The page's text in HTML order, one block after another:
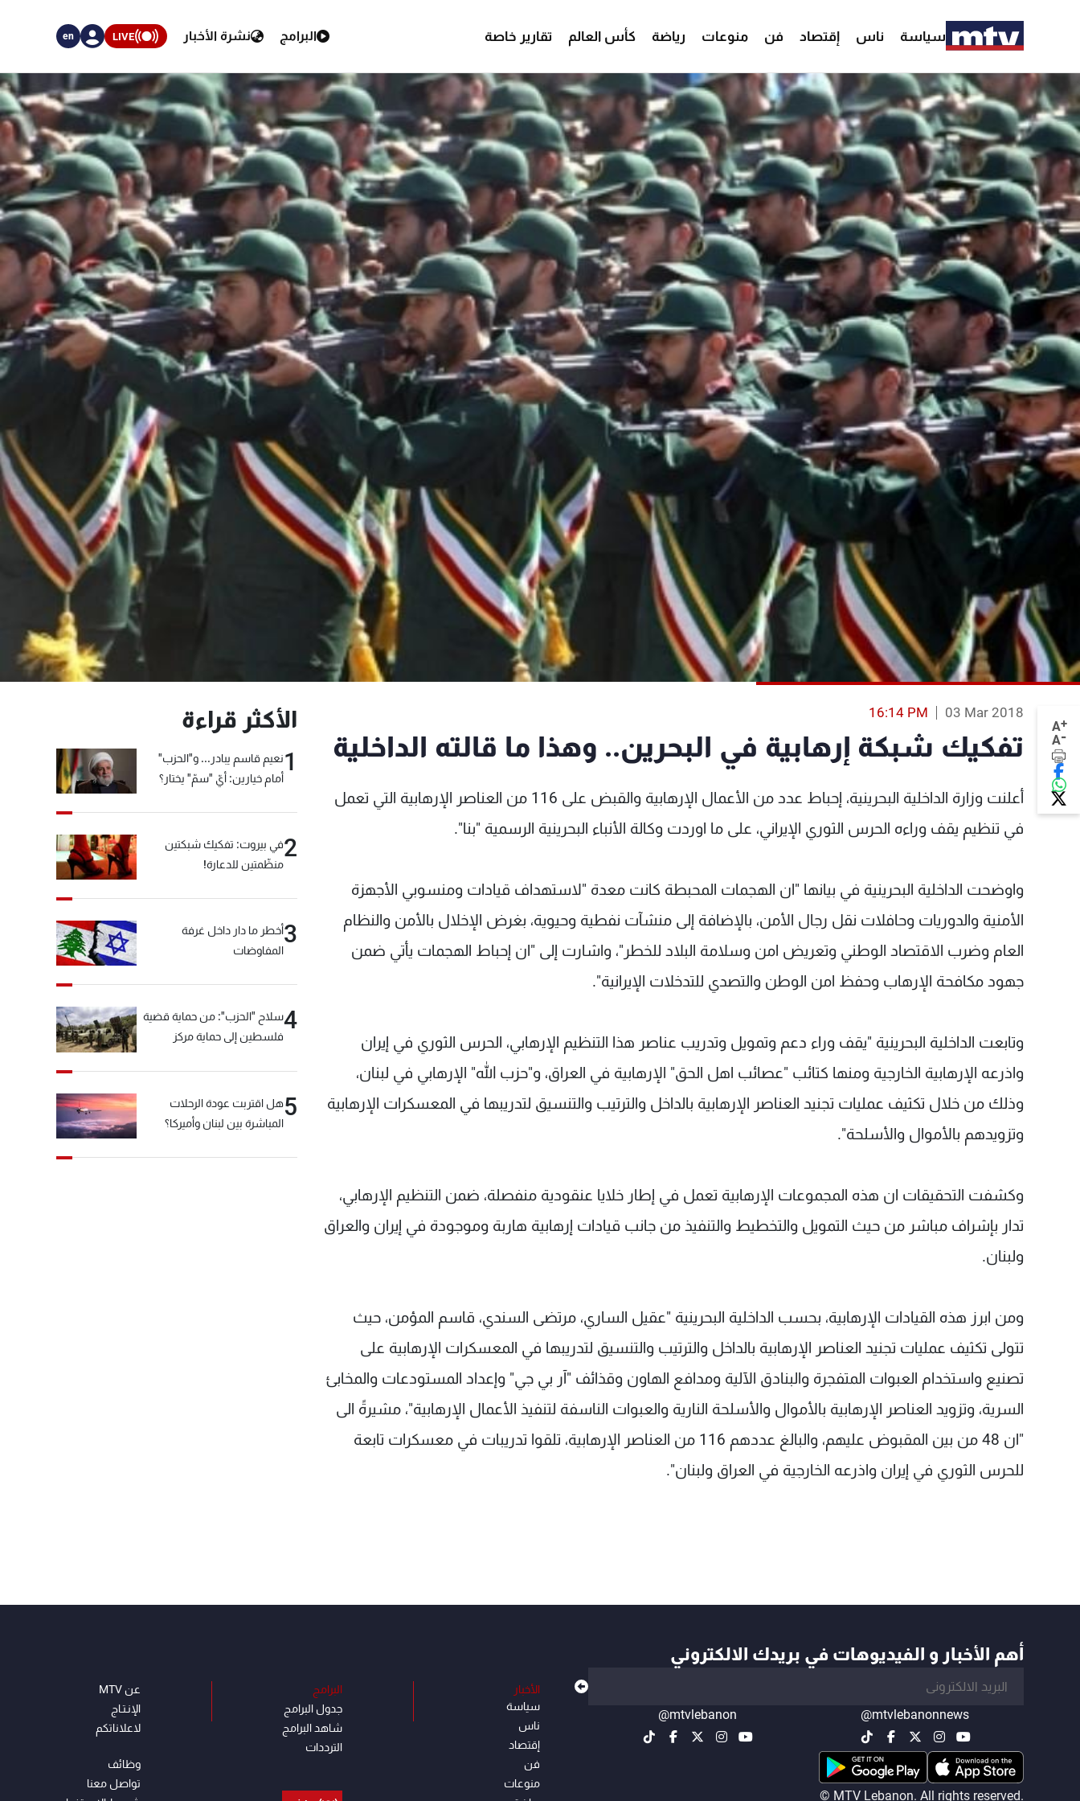
سياسة ناس إقتصاد فن منوعات رياضة كأس العالم تقارير خاصة البرامج نشرة الأخبار LIVE
en
A+
A-
03 Mar 2018
16:14 PM
تفكيك شبكة إرهابية في البحرين.. وهذا ما قالته الداخلية
أعلنت وزارة الداخلية البحرينية، إحباط عدد من الأعمال الإرهابية والقبض على 116 من العناصر الإرهابية التي تعمل
في تنظيم يقف وراءه الحرس الثوري الإيراني، على ما اوردت وكالة الأنباء البحرينية الرسمية "بنا".
واوضحت الداخلية البحرينية في بيانها "ان الهجمات المحبطة كانت معدة "لاستهداف قيادات ومنسوبي الأجهزة
الأمنية والدوريات وحافلات نقل رجال الأمن، بالإضافة إلى منشآت نفطية وحيوية، بغرض الإخلال بالأمن والنظام
العام وضرب الاقتصاد الوطني وتعريض امن وسلامة البلاد للخطر"، واشارت إلى "ان إحباط الهجمات يأتي ضمن
جهود مكافحة الإرهاب وحفظ امن الوطن والتصدي للتدخلات الإيرانية".
وتابعت الداخلية البحرينية "يقف وراء دعم وتمويل وتدريب عناصر هذا التنظيم الإرهابي، الحرس الثوري في إيران
واذرعه الإرهابية الخارجية ومنها كتائب "عصائب اهل الحق" الإرهابية في العراق، و"حزب الله" الإرهابي في لبنان،
وذلك من خلال تكثيف عمليات تجنيد العناصر الإرهابية بالداخل والترتيب والتنسيق لتدريبها في المعسكرات الإرهابية
وتزويدهم بالأموال والأسلحة".
وكشفت التحقيقات ان هذه المجموعات الإرهابية تعمل في إطار خلايا عنقودية منفصلة، ضمن التنظيم الإرهابي،
تدار بإشراف مباشر من حيث التمويل والتخطيط والتنفيذ من جانب قيادات إرهابية هاربة وموجودة في إيران والعراق
ولبنان.
ومن ابرز هذه القيادات الإرهابية، بحسب الداخلية البحرينية "عقيل الساري، مرتضى السندي، قاسم المؤمن، حيث
تتولى تكثيف عمليات تجنيد العناصر الإرهابية بالداخل والترتيب والتنسيق لتدريبها في المعسكرات الإرهابية على
تصنيع واستخدام العبوات المتفجرة والبنادق الآلية ومدافع الهاون وقذائف "آر بي جي" وإعداد المستودعات والمخابئ
السرية، وتزويد العناصر الإرهابية بالأموال والأسلحة النارية والعبوات الناسفة لتنفيذ الأعمال الإرهابية"، مشيرةً الى
"ان 48 من بين المقبوض عليهم، والبالغ عددهم 116 من العناصر الإرهابية، تلقوا تدريبات في معسكرات تابعة
للحرس الثوري في إيران واذرعه الخارجية في العراق ولبنان".
الأكثر قراءة
1نعيم قاسم يبادر... و"الحزب"
أمام خيارين: أيّ "سمّ" يختار؟
2في بيروت: تفكيك شبكتين
منظّمتين للدعارة!
3أخطر ما دار داخل غرفة
المفاوضات
4سلاح "الحزب": من حماية قضية
فلسطين إلى حماية مركز
5هل اقتربت عودة الرحلات
المباشرة بين لبنان وأميركا؟
أهم الأخبار و الفيديوهات في بريدك الالكتروني
@mtvlebanonnews
@mtvlebanon
© MTV Lebanon. All rights reserved.
الأخبار
سياسة
ناس
إقتصاد
فن
منوعات
البرامج
جدول البرامج
شاهد البرامج
الترددات
عن MTV
الإنـتـاج
لاعلاناتكم
وظائف
تواصل معنا